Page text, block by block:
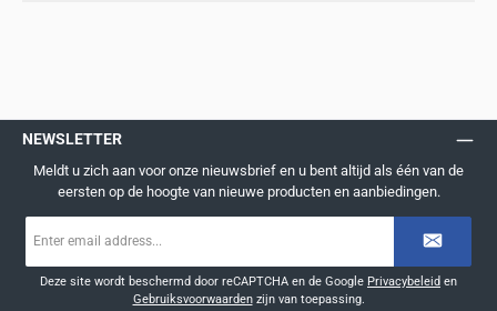
NEWSLETTER
Meldt u zich aan voor onze nieuwsbrief en u bent altijd als één van de
eersten op de hoogte van nieuwe producten en aanbiedingen.
mailadres
Deze site wordt beschermd door reCAPTCHA en de Google Privacybeleid en
Gebruiksvoorwaardenzijn van toepassing.